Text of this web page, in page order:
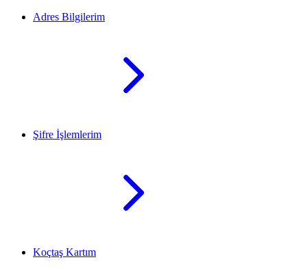
Adres Bilgilerim
Şifre İşlemlerim
Koçtaş Kartım